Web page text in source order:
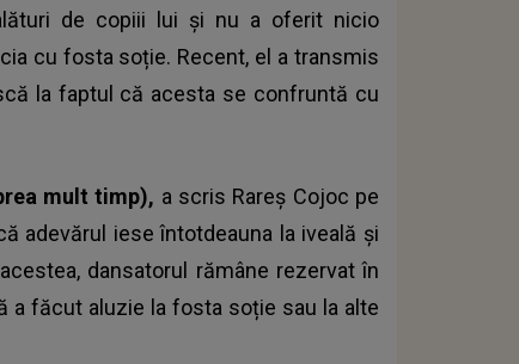
de copiii lui și nu a oferit nicio
cu fosta soție. Recent, el a transmis
la faptul că acesta se confruntă cu
mult timp), a scris Rareș Cojoc pe
adevărul iese întotdeauna la iveală și
dansatorul rămâne rezervat în
a făcut aluzie la fosta soție sau la alte